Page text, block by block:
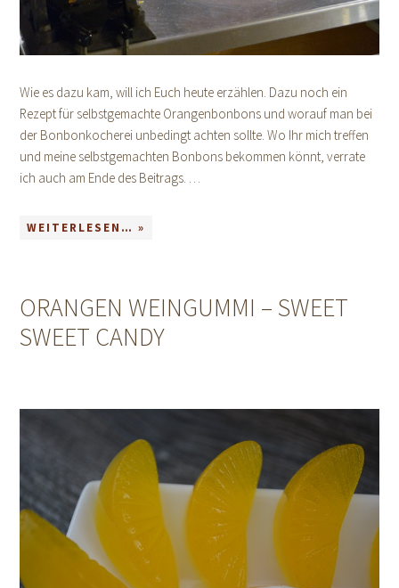
Wie es dazu kam, will ich Euch heute erzählen. Dazu noch ein
Rezept für selbstgemachte Orangenbonbons und worauf man bei
der Bonbonkocherei unbedingt achten sollte. Wo Ihr mich treffen
und meine selbstgemachten Bonbons bekommen könnt, verrate
ich auch am Ende des Beitrags. …
WEITERLESEN… »
ORANGEN WEINGUMMI – SWEET
SWEET CANDY